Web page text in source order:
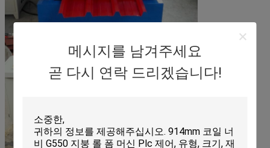
메시지를 남겨주세요
곧 다시 연락 드리겠습니다!